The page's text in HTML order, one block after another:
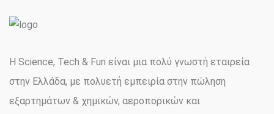
Η Science, Tech & Fun είναι μια πολύ γνωστή εταιρεία
στην Ελλάδα, με πολυετή εμπειρία στην πώληση
εξαρτημάτων & χημικών, αεροπορικών και